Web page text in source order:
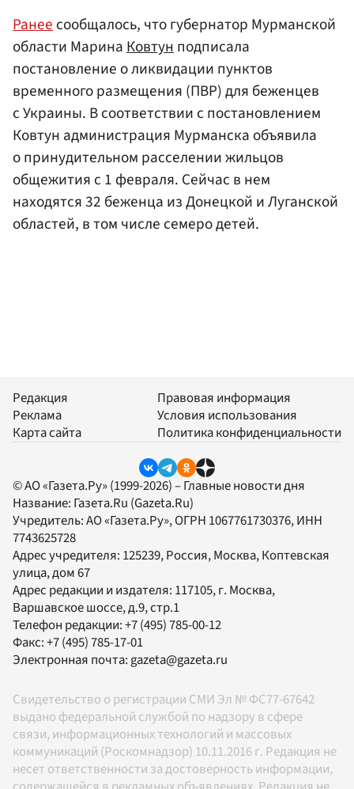
Ранеесообщалось, что губернатор Мурманской
области МаринаКовтунподписала
постановление о ликвидации пунктов
временного размещения (ПВР) для беженцев
с Украины. В соответствии с постановлением
Ковтун администрация Мурманска объявила
о принудительном расселении жильцов
общежития с 1 февраля. Сейчас в нем
находятся 32 беженца из Донецкой и Луганской
областей, в том числе семеро детей.
Редакция
Реклама
Карта сайта
Правовая информация
Условия использования
Политика конфиденциальности
© АО «Газета.Ру» (1999-2026) – Главные новости дня
Название: Газета.Ru (Gazeta.Ru)
Учредитель:АО «Газета.Ру», ОГРН 1067761730376, ИНН
7743625728
Адрес учредителя: 125239, Россия, Москва, Коптевская
улица, дом 67
Адрес редакции и издателя: 117105, г. Москва,
Варшавское шоссе, д.9, стр.1
Телефон редакции:+7 (495) 785-00-12
Факс:+7 (495) 785-17-01
Электронная почта: gazeta@gazeta.ru
Свидетельство о регистрации СМИ Эл № ФС77-67642
выдано федеральной службой по надзору в сфере
связи, информационных технологий и массовых
коммуникаций (Роскомнадзор) 10.11.2016 г. Редакция не
несет ответственности за достоверность информации,